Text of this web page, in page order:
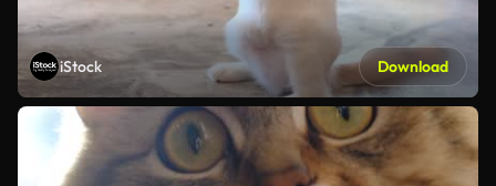
iStock Download